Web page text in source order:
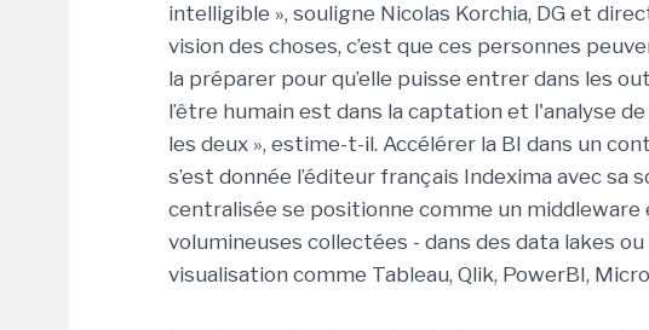
intelligible », souligne Nicolas Korchia, DG et
vision des choses, c’est que ces personnes
la préparer pour qu’elle puisse entrer dans les
l’être humain est dans la captation et l'analyse
les deux », estime-t-il. Accélérer la BI dans un
s’est donnée l’éditeur français Indexima avec
centralisée se positionne comme un
volumineuses collectées - dans des data lakes
visualisation comme Tableau, Qlik, PowerBI,